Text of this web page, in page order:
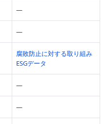
―
―
腐敗防止に対する取り組み
ESGデータ
―
―